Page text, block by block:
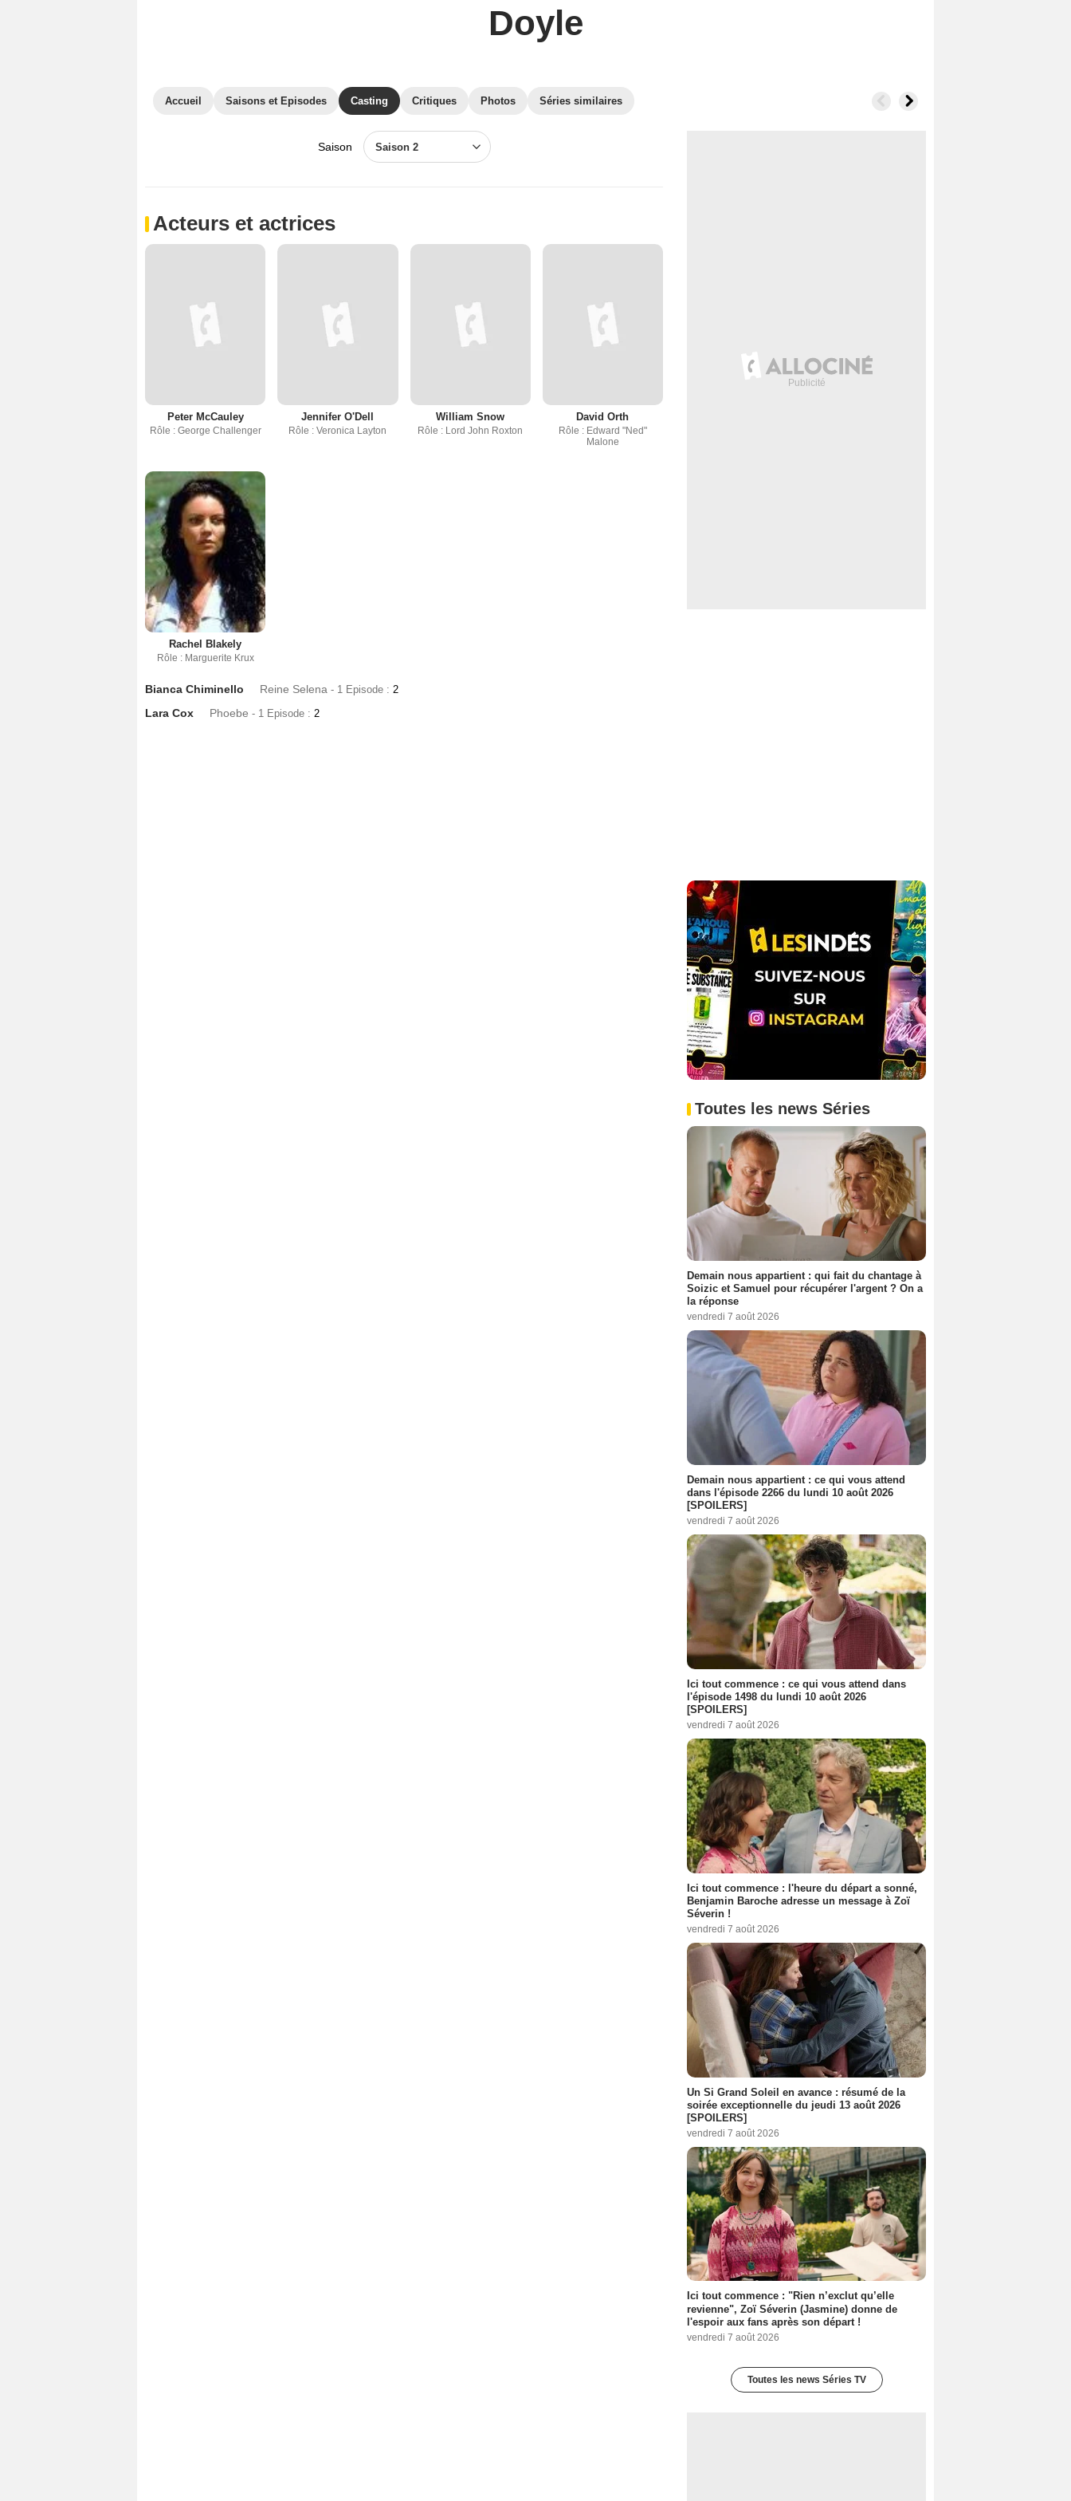
Doyle
Accueil Saisons et Episodes Casting Critiques Photos Séries similaires
Saison Saison 2
Acteurs et actrices
Peter McCauley
Rôle : George Challenger
Jennifer O'Dell
Rôle : Veronica Layton
William Snow
Rôle : Lord John Roxton
David Orth
Rôle : Edward "Ned"
Malone
Rachel Blakely
Rôle : Marguerite Krux
Bianca Chiminello Reine Selena - 1 Episode : 2
Lara Cox Phoebe - 1 Episode : 2
Toutes les news Séries
Demain nous appartient : qui fait du chantage à
Soizic et Samuel pour récupérer l'argent ? On a
la réponse
vendredi 7 août 2026
Demain nous appartient : ce qui vous attend
dans l'épisode 2266 du lundi 10 août 2026
[SPOILERS]
vendredi 7 août 2026
Ici tout commence : ce qui vous attend dans
l'épisode 1498 du lundi 10 août 2026
[SPOILERS]
vendredi 7 août 2026
Ici tout commence : l'heure du départ a sonné,
Benjamin Baroche adresse un message à Zoï
Séverin !
vendredi 7 août 2026
Un Si Grand Soleil en avance : résumé de la
soirée exceptionnelle du jeudi 13 août 2026
[SPOILERS]
vendredi 7 août 2026
Ici tout commence : "Rien n’exclut qu’elle
revienne", Zoï Séverin (Jasmine) donne de
l'espoir aux fans après son départ !
vendredi 7 août 2026
Toutes les news Séries TV